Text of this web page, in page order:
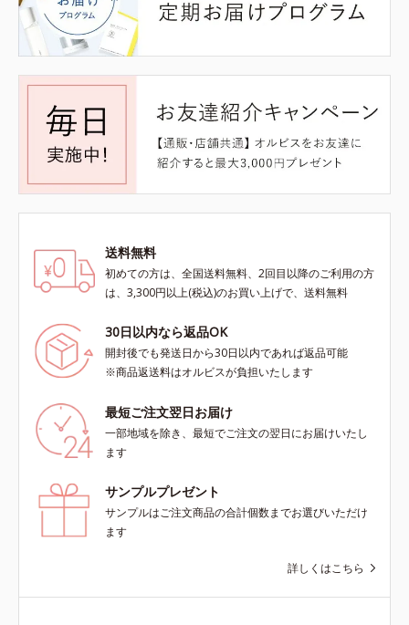
送料無料
初めての方は、全国送料無料、2回目以降のご利用の方
は、3,300円以上(税込)のお買い上げで、送料無料
30日以内なら返品OK
開封後でも発送日から30日以内であれば返品可能
※商品返送料はオルビスが負担いたします
最短ご注文翌日お届け
一部地域を除き、最短でご注文の翌日にお届けいたし
ます
サンプルプレゼント
サンプルはご注文商品の合計個数までお選びいただけ
ます
詳しくはこちら